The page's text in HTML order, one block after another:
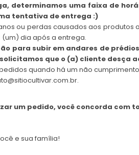
determinamos uma faixa de
tentativa de entrega :)
ou perdas causados aos
dia após a entrega.
para subir em andares de
que o (a) cliente desça
quando há um não
um pedido, você concorda com
e sua família!